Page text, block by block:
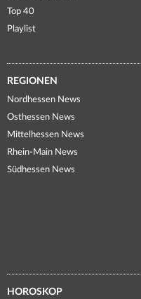
Top 40
Playlist
REGIONEN
Nordhessen News
Osthessen News
Mittelhessen News
Rhein-Main News
Südhessen News
HOROSKOP